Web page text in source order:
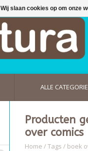
ALLE
Producten
over comics
Home /Tags / boek
Wij slaan cookies op om onze